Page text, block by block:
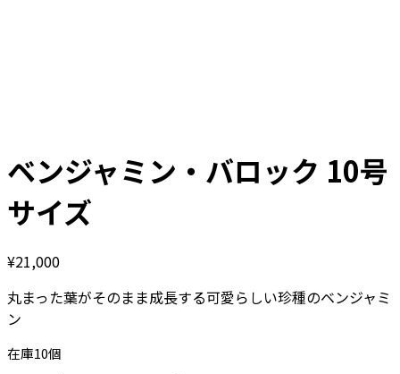
ベンジャミン・バロック 10号
サイズ
¥21,000
丸まった葉がそのまま成長する可愛らしい珍種のベンジャミ
ン
在庫10個